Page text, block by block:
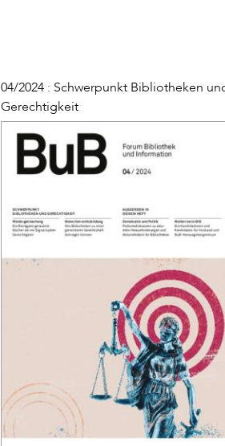
04/2024 : Schwerpunkt Bibliotheken
Gerechtigkeit